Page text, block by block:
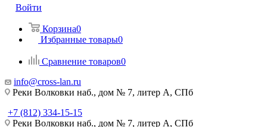
Войти
Корзина0
Избранные товары0
Сравнение товаров0
info@cross-lan.ru
Реки Волковки наб., дом № 7, литер А, СПб
+7 (812) 334-15-15
Реки Волковки наб., дом № 7, литер А, СПб